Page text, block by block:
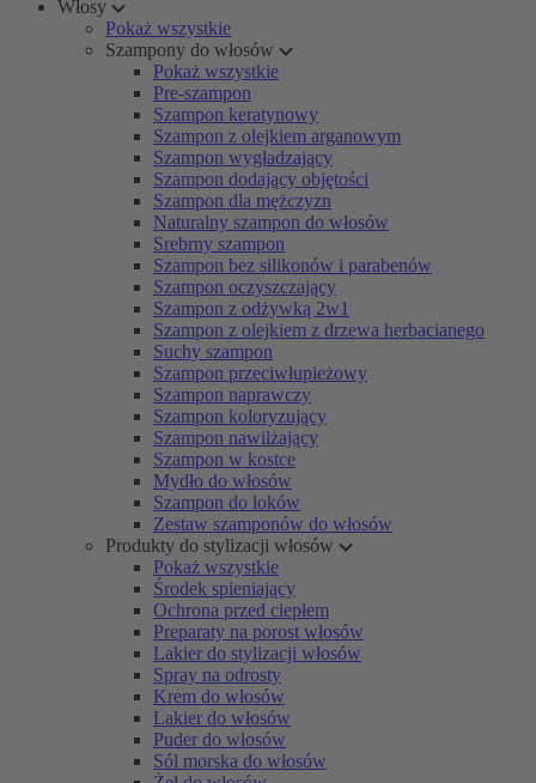
Włosy
Pokaż wszystkie
Szampony do włosów
Pokaż wszystkie
Pre-szampon
Szampon keratynowy
Szampon z olejkiem arganowym
Szampon wygładzający
Szampon dodający objętości
Szampon dla mężczyzn
Naturalny szampon do włosów
Srebrny szampon
Szampon bez silikonów i parabenów
Szampon oczyszczający
Szampon z odżywką 2w1
Szampon z olejkiem z drzewa herbacianego
Suchy szampon
Szampon przeciwłupieżowy
Szampon naprawczy
Szampon koloryzujący
Szampon nawilżający
Szampon w kostce
Mydło do włosów
Szampon do loków
Zestaw szamponów do włosów
Produkty do stylizacji włosów
Pokaż wszystkie
Środek spieniający
Ochrona przed ciepłem
Preparaty na porost włosów
Lakier do stylizacji włosów
Spray na odrosty
Krem do włosów
Lakier do włosów
Puder do włosów
Sól morska do włosów